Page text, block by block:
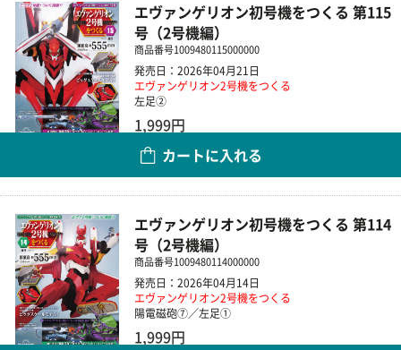
エヴァンゲリオン初号機をつくる 第115
号（2号機編）
商品番号1009480115000000
発売日：2026年04月21日
エヴァンゲリオン2号機をつくる
左足②
1,999円
カートに入れる
エヴァンゲリオン初号機をつくる 第114
号（2号機編）
商品番号1009480114000000
発売日：2026年04月14日
エヴァンゲリオン2号機をつくる
陽電磁砲⑦／左足①
1,999円